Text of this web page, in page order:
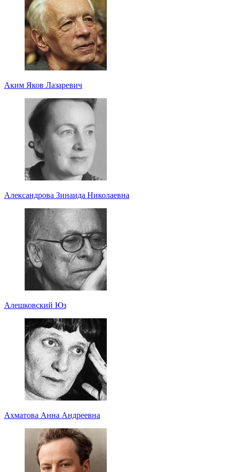
Аким Яков Лазаревич
Александрова Зинаида Николаевна
Алешковский Юз
Ахматова Анна Андреевна